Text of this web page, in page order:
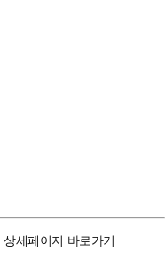
상세페이지 바로가기